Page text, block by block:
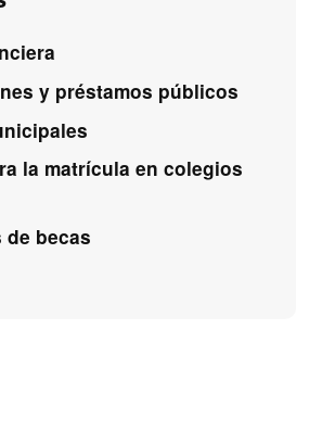
y préstamos públicos
la matrícula en colegios
de becas